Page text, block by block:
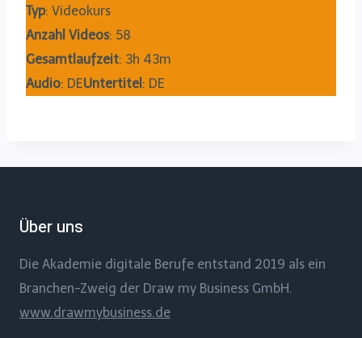
Typ: Videokurs
Anzahl Videos: 58
Gesamtlaufzeit: 3h 43m
Audio: DEUntertitel : DE
Über uns
Die Akademie digitale Berufe entstand 2019 als ein
Branchen-Zweig der Draw my Business GmbH.
www.drawmybusiness.de